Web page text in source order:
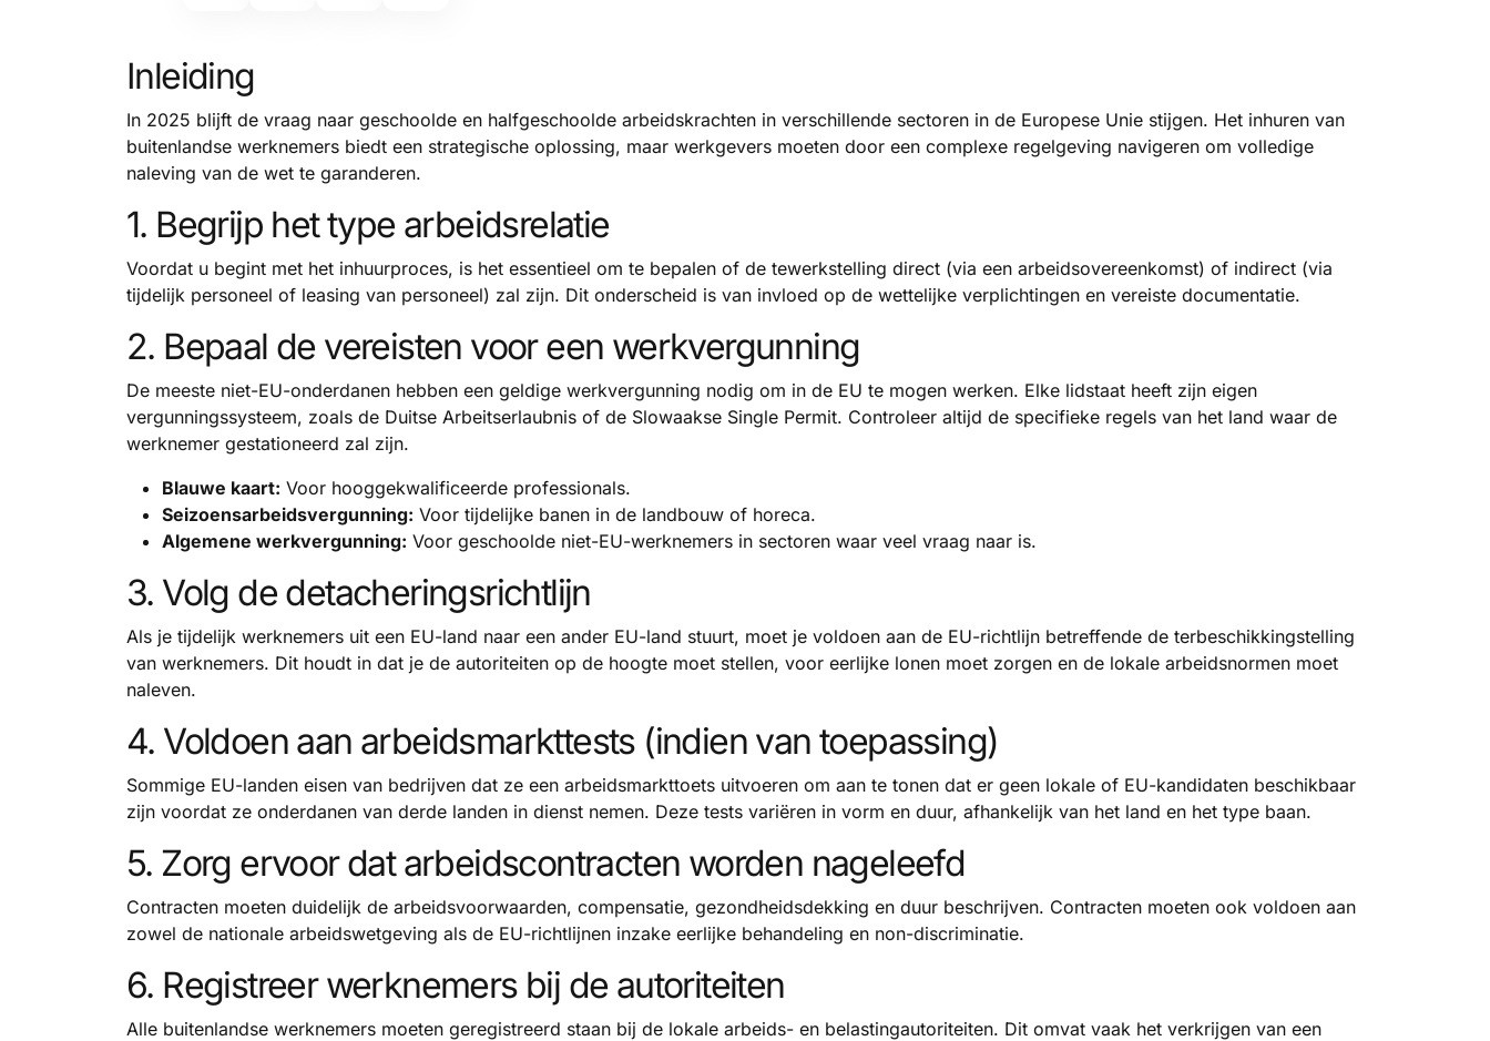
Inleiding
In 2025 blijft de vraag naar geschoolde en halfgeschoolde arbeidskrachten in verschillende sectoren in de Europese Unie stijgen. Het inhuren van
buitenlandse werknemers biedt een strategische oplossing, maar werkgevers moeten door een complexe regelgeving navigeren om volledige
naleving van de wet te garanderen.
1. Begrijp het type arbeidsrelatie
Voordat u begint met het inhuurproces, is het essentieel om te bepalen of de tewerkstelling direct (via een arbeidsovereenkomst) of indirect (via
tijdelijk personeel of leasing van personeel) zal zijn. Dit onderscheid is van invloed op de wettelijke verplichtingen en vereiste documentatie.
2. Bepaal de vereisten voor een werkvergunning
De meeste niet-EU-onderdanen hebben een geldige werkvergunning nodig om in de EU te mogen werken. Elke lidstaat heeft zijn eigen
vergunningssysteem, zoals de Duitse Arbeitserlaubnis of de Slowaakse Single Permit. Controleer altijd de specifieke regels van het land waar de
werknemer gestationeerd zal zijn.
Blauwe kaart: Voor hooggekwalificeerde professionals.
Seizoensarbeidsvergunning: Voor tijdelijke banen in de landbouw of horeca.
Algemene werkvergunning: Voor geschoolde niet-EU-werknemers in sectoren waar veel vraag naar is.
3. Volg de detacheringsrichtlijn
Als je tijdelijk werknemers uit een EU-land naar een ander EU-land stuurt, moet je voldoen aan de EU-richtlijn betreffende de terbeschikkingstelling
van werknemers. Dit houdt in dat je de autoriteiten op de hoogte moet stellen, voor eerlijke lonen moet zorgen en de lokale arbeidsnormen moet
naleven.
4. Voldoen aan arbeidsmarkttests (indien van toepassing)
Sommige EU-landen eisen van bedrijven dat ze een arbeidsmarkttoets uitvoeren om aan te tonen dat er geen lokale of EU-kandidaten beschikbaar
zijn voordat ze onderdanen van derde landen in dienst nemen. Deze tests variëren in vorm en duur, afhankelijk van het land en het type baan.
5. Zorg ervoor dat arbeidscontracten worden nageleefd
Contracten moeten duidelijk de arbeidsvoorwaarden, compensatie, gezondheidsdekking en duur beschrijven. Contracten moeten ook voldoen aan
zowel de nationale arbeidswetgeving als de EU-richtlijnen inzake eerlijke behandeling en non-discriminatie.
6. Registreer werknemers bij de autoriteiten
Alle buitenlandse werknemers moeten geregistreerd staan bij de lokale arbeids- en belastingautoriteiten. Dit omvat vaak het verkrijgen van een